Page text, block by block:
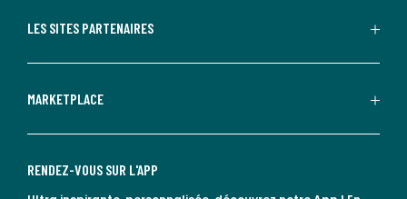
LES SITES PARTENAIRES
MARKETPLACE
RENDEZ-VOUS SUR L'APP